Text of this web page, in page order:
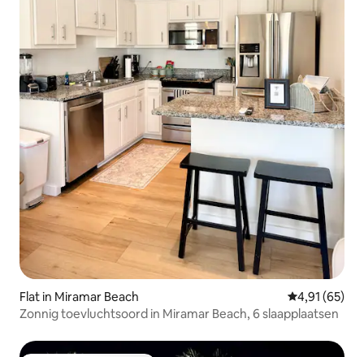
Flat in Miramar Beach Gemiddelde
4,91 (65)
Zonnig toevluchtsoord in Miramar Beach, 6 slaapplaatsen